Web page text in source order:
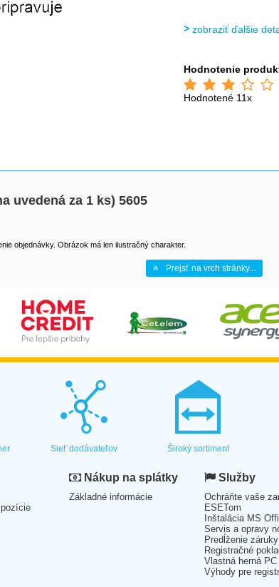
zobraziť ďalšie
Hodnotenie
Hodnotené 11x
uvedená za 1 ks) 5605
objednávky. Obrázok má len ilustračný charakter.
Prejsť na vrch stránky...
Sieť dodávateľov Široký sortiment
Nákup na splátky
Základné informácie
Služby
Ochráňte vaše
ESETom
Inštalácia MS
Servis a opravy
Predĺženie záruky
Registračné
Vlastná herná
Výhody pre